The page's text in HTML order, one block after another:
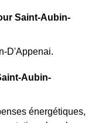
Saint-Aubin-
D'Appenai.
Aubin-
énergétiques,